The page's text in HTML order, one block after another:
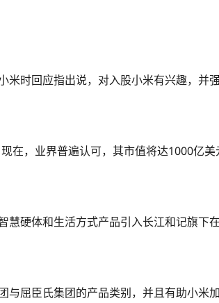
时回应指出说，对入股小米有兴趣，并
在，业界普遍认可，其市值将达1000亿美
硬体和生活方式产品引入长江和记旗下
屈臣氏集团的产品类别，并且有助小米